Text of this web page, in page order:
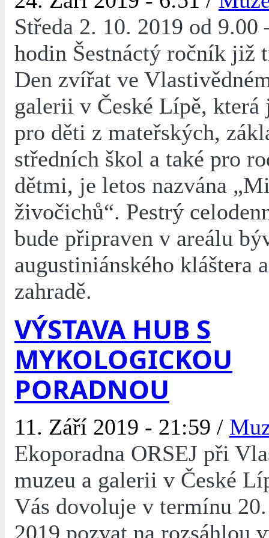
Středa 2. 10. 2019 od 9.00
hodin Šestnáctý ročník již
Den zvířat ve
galerii v České Lípě, která
pro děti z mateřských,
středních škol a také pro
dětmi, je letos nazvána
živočichů“. Pestrý
bude připraven v areálu
augustiniánského kláštera
zahradě.
VÝSTAVA HUB S
MYKOLOGICKOU
PORADNOU
11. Září 2019 - 21:59 /
Ekoporadna ORSEJ při
muzeu a galerii v České
Vás dovoluje v termínu
2019 pozvat na rozsáhlou